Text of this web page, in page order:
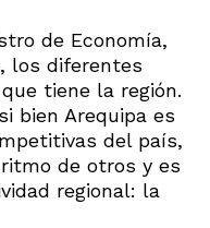
de Economía,
los diferentes
tiene la región.
bien Arequipa es
del país,
de otros y es
regional: la